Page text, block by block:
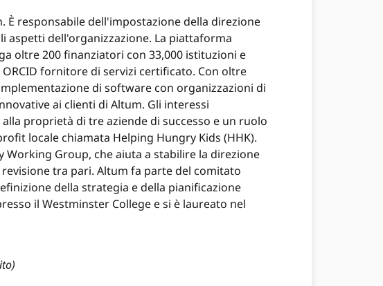
responsabile dell'impostazione della direzione
aspetti dell'organizzazione. La piattaforma
oltre 200 finanziatori con 33,000 istituzioni e
fornitore di servizi certificato. Con oltre
di software con organizzazioni di
ai clienti di Altum. Gli interessi
proprietà di tre aziende di successo e un ruolo
locale chiamata Helping Hungry Kids (HHK).
Working Group, che aiuta a stabilire la direzione
tra pari. Altum fa parte del comitato
della strategia e della pianificazione
il Westminster College e si è laureato nel